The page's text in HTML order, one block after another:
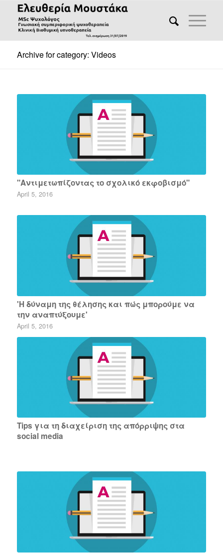
Archive for category: Videos
"Αντιμετωπίζοντας το σχολικό εκφοβισμό"
April 5, 2016
'Η δύναμη της θέλησης και πώς μπορούμε να
την αναπτύξουμε'
April 5, 2016
Tips για τη διαχείριση της απόρριψης στα
social media